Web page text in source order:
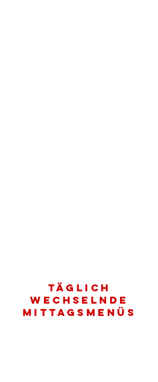
TÄGLICH
WECHSELNDE
MITTAGSMENÜS